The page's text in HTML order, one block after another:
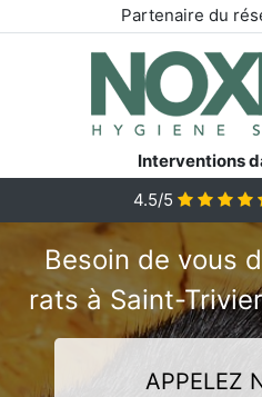
Partenaire du
Interventions
4.5/5
Besoin de vous
rats à Saint-
APPELEZ